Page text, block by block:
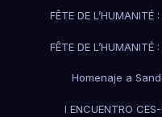
FÊTE DE L’HUMANITÉ
FÊTE DE L’HUMANITÉ
Homenaje a
I ENCUENTRO